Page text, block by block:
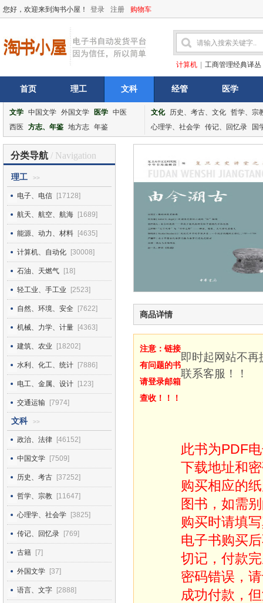
您好，欢迎来到淘书小屋！ 登录 注册 购物车
计算机 工商管理经典译丛
首页 理工 文科 经管 医学
文学 中国文学 外国文学 医学 中医
西医
方志、年鉴 地方志 年鉴
文化 历史、考古、文化 哲学、宗
心理学、社会学 传记、回忆录 国
分类导航 / Navigation
理工 >>
电子、电信 [17128]
航天、航空、航海 [1689]
能源、动力、材料 [4635]
计算机、自动化 [30008]
石油、天燃气 [18]
轻工业、手工业 [2523]
自然、环境、安全 [7622]
机械、力学、计量 [4363]
建筑、农业 [18202]
水利、化工、统计 [7886]
电工、金属、设计 [123]
交通运输 [7974]
文科 >>
政治、法律 [46152]
中国文学 [7509]
历史、考古 [37252]
哲学、宗教 [11647]
心理学、社会学 [3825]
传记、回忆录 [769]
古籍 [7]
外国文学 [37]
语言、文字 [2888]
商品详情
注意：链接
有问题的书
请登录邮箱
查收！！！
即时起网站不
联系客服！！
此书为PDF
下载地址和
购买相应的
图书，如需
购买时请填
电子书购买
切记，付款
密码错误，
成功付款，